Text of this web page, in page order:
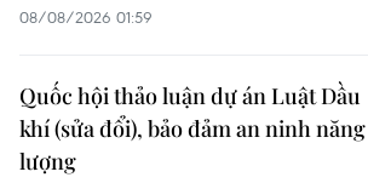
08/08/2026 01:59
Quốc hội thảo luận dự án Luật Dầu
khí (sửa đổi), bảo đảm an ninh năng
lượng